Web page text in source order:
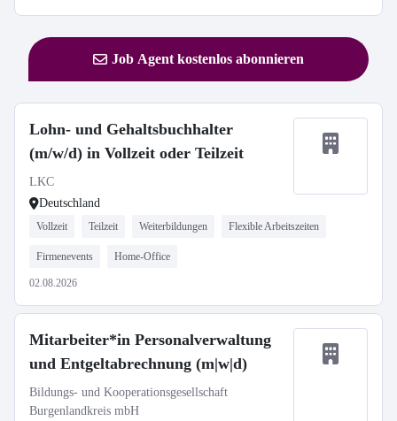
Job Agent kostenlos abonnieren
Lohn- und Gehaltsbuchhalter
(m/w/d) in Vollzeit oder Teilzeit
LKC
Deutschland
Vollzeit Teilzeit Weiterbildungen Flexible Arbeitszeiten
Firmenevents Home-Office
02.08.2026
Mitarbeiter*in Personalverwaltung
und Entgeltabrechnung (m|w|d)
Bildungs- und Kooperationsgesellschaft
Burgenlandkreis mbH